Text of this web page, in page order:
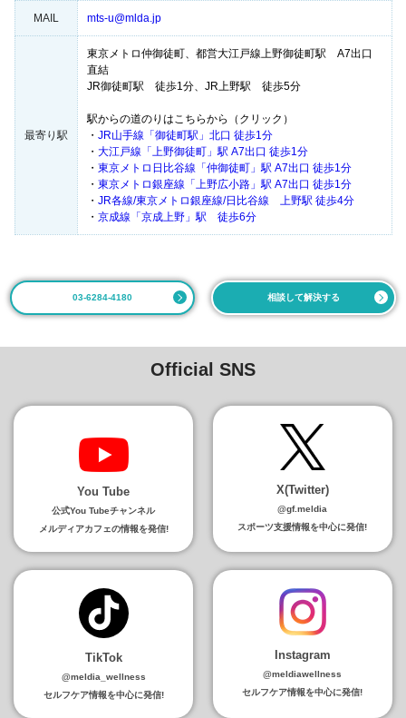
MAIL mts-u@mlda.jp
最寄り駅
東京メトロ仲御徒町、都営大江戸線上野御徒町駅 A7出口
直結
JR御徒町駅 徒歩1分、JR上野駅 徒歩5分
駅からの道のりはこちらから（クリック）
・ JR山手線「御徒町駅」北口 徒歩1分
・ 大江戸線「上野御徒町」駅 A7出口 徒歩1分
・ 東京メトロ日比谷線「仲御徒町」駅 A7出口 徒歩1分
・ 東京メトロ銀座線「上野広小路」駅 A7出口 徒歩1分
・ JR各線/東京メトロ銀座線/日比谷線 上野駅 徒歩4分
・ 京成線「京成上野」駅 徒歩6分
03-6284-4180 相談して解決する
Official SNS
You Tube
公式You Tubeチャンネル
メルディアカフェの情報を発信!
X(Twitter)
@gf.meldia
スポーツ支援情報を中心に発信!
TikTok
@meldia_wellness
セルフケア情報を中心に発信!
Instagram
@meldiawellness
セルフケア情報を中心に発信!